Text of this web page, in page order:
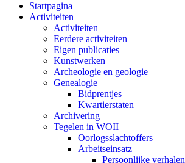
Startpagina
Activiteiten
Activiteiten
Eerdere activiteiten
Eigen publicaties
Kunstwerken
Archeologie en geologie
Genealogie
Bidprentjes
Kwartierstaten
Archivering
Tegelen in WOII
Oorlogsslachtoffers
Arbeitseinsatz
Persoonlijke verhalen